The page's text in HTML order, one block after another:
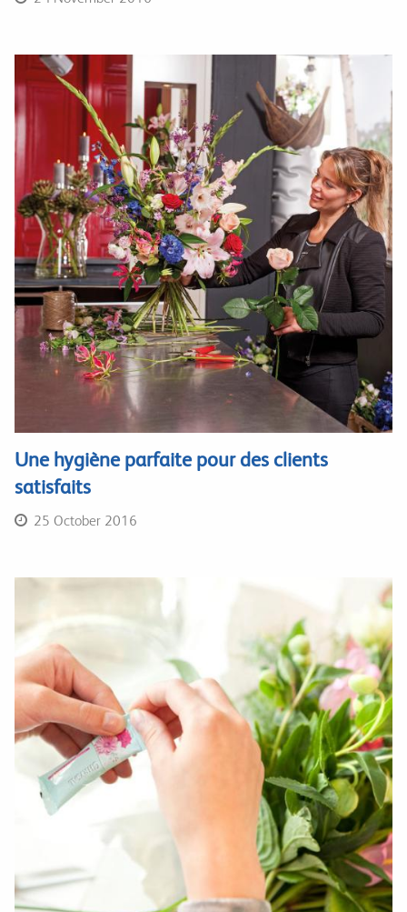
Une hygiène parfaite pour des clients
satisfaits
25 October 2016